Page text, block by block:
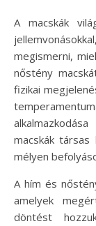
A macskák világa tele van rejtélyekkel és különböző
megismerni,
nőstény
fizikai
macskák társas
mélyen
A hím és
amelyek
döntést